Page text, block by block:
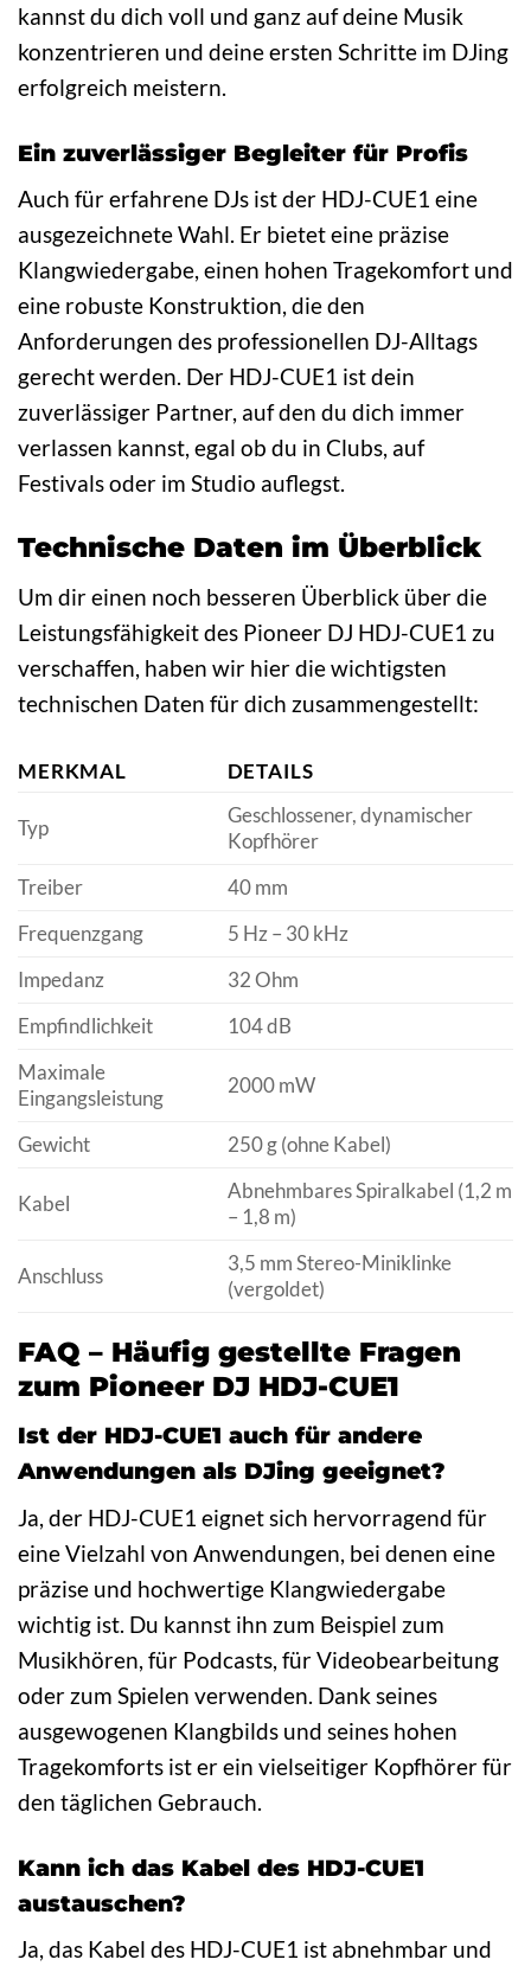
kannst du dich voll und ganz auf deine Musik
konzentrieren und deine ersten Schritte im DJing
erfolgreich meistern.
Ein zuverlässiger Begleiter für Profis
Auch für erfahrene DJs ist der HDJ-CUE1 eine
ausgezeichnete Wahl. Er bietet eine präzise
Klangwiedergabe, einen hohen Tragekomfort und
eine robuste Konstruktion, die den
Anforderungen des professionellen DJ-Alltags
gerecht werden. Der HDJ-CUE1 ist dein
zuverlässiger Partner, auf den du dich immer
verlassen kannst, egal ob du in Clubs, auf
Festivals oder im Studio auflegst.
Technische Daten im Überblick
Um dir einen noch besseren Überblick über die
Leistungsfähigkeit des Pioneer DJ HDJ-CUE1 zu
verschaffen, haben wir hier die wichtigsten
technischen Daten für dich zusammengestellt:
MERKMAL DETAILS
Typ
Geschlossener, dynamischer
Kopfhörer
Treiber
40 mm
Frequenzgang
5 Hz – 30 kHz
Impedanz
32 Ohm
Empfindlichkeit
104 dB
Maximale
Eingangsleistung
2000 mW
Gewicht 250 g (ohne Kabel)
Kabel
Abnehmbares Spiralkabel (1,2 m
– 1,8 m)
Anschluss
3,5 mm Stereo-Miniklinke
(vergoldet)
FAQ – Häufig gestellte Fragen
zum Pioneer DJ HDJ-CUE1
Ist der HDJ-CUE1 auch für andere
Anwendungen als DJing geeignet?
Ja, der HDJ-CUE1 eignet sich hervorragend für
eine Vielzahl von Anwendungen, bei denen eine
präzise und hochwertige Klangwiedergabe
wichtig ist. Du kannst ihn zum Beispiel zum
Musikhören, für Podcasts, für Videobearbeitung
oder zum Spielen verwenden. Dank seines
ausgewogenen Klangbilds und seines hohen
Tragekomforts ist er ein vielseitiger Kopfhörer für
den täglichen Gebrauch.
Kann ich das Kabel des HDJ-CUE1
austauschen?
Ja, das Kabel des HDJ-CUE1 ist abnehmbar und